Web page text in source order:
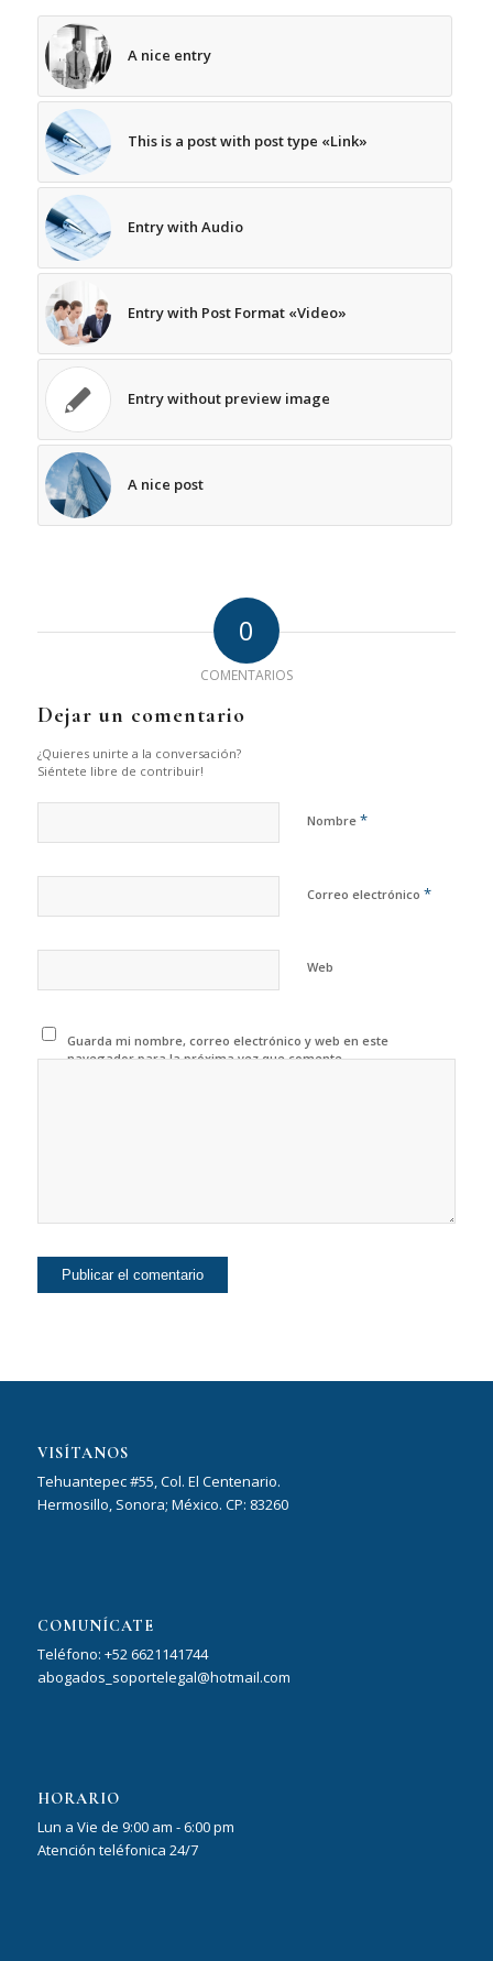
A nice entry
This is a post with post type «Link»
Entry with Audio
Entry with Post Format «Video»
Entry without preview image
A nice post
0
COMENTARIOS
Dejar un comentario
¿Quieres unirte a la conversación?
Siéntete libre de contribuir!
Nombre *
Correo electrónico *
Web
Guarda mi nombre, correo electrónico y web en este
navegador para la próxima vez que comente.
VISÍTANOS
Tehuantepec #55, Col. El Centenario.
Hermosillo, Sonora; México. CP: 83260
COMUNÍCATE
Teléfono: +52 6621141744
abogados_soportelegal@hotmail.com
HORARIO
Lun a Vie de 9:00 am - 6:00 pm
Atención teléfonica 24/7